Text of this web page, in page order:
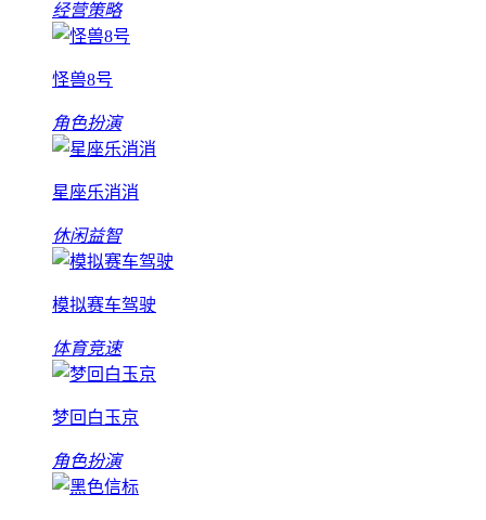
经营策略
怪兽8号
角色扮演
星座乐消消
休闲益智
模拟赛车驾驶
体育竞速
梦回白玉京
角色扮演